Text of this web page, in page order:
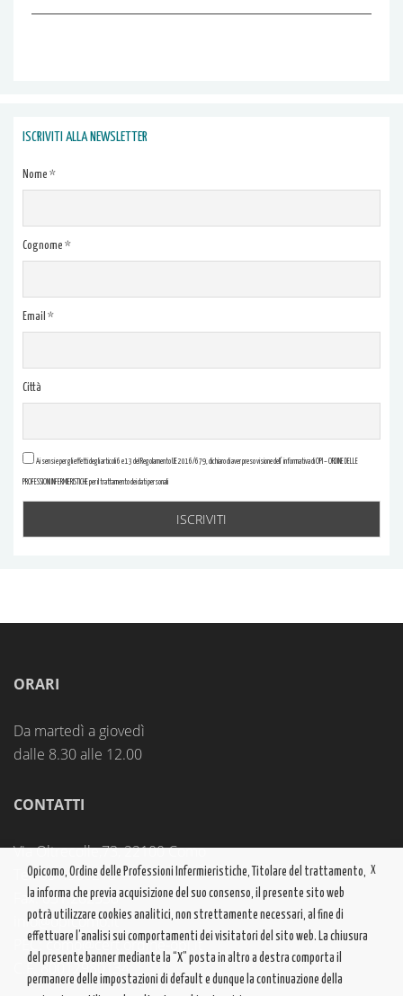
ISCRIVITI ALLA NEWSLETTER
Nome *
Cognome *
Email *
Città
Ai sensi e per gli effetti degli articoli 6 e 13 del Regolamento UE 2016/679, dichiaro di aver preso visione dell’ informativa di OPI – ORDINE DELLE
PROFESSIONI INFERMIERISTICHE per il trattamento dei dati personali
ORARI
Da martedì a giovedì
dalle 8.30 alle 12.00
CONTATTI
Via Oltrecolle,73, 22100 Como
Tel. 031.300218
Fax. 031.262538
info@opicomo.it
PEC:como@cert.ordine-opi.it
C.F. 80012980134
X
Opicomo, Ordine delle Professioni Infermieristiche, Titolare del trattamento,
la informa che previa acquisizione del suo consenso, il presente sito web
potrà utilizzare cookies analitici, non strettamente necessari, al fine di
effettuare l’analisi sui comportamenti dei visitatori del sito web. La chiusura
del presente banner mediante la “X” posta in altro a destra comporta il
permanere delle impostazioni di default e dunque la continuazione della